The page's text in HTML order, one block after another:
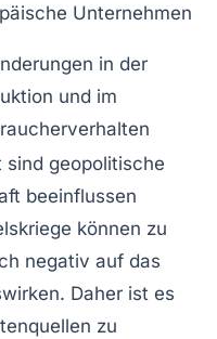
Unternehmen
in der
und im
geopolitische
beeinflussen
können zu
negativ auf das
Daher ist es
zu